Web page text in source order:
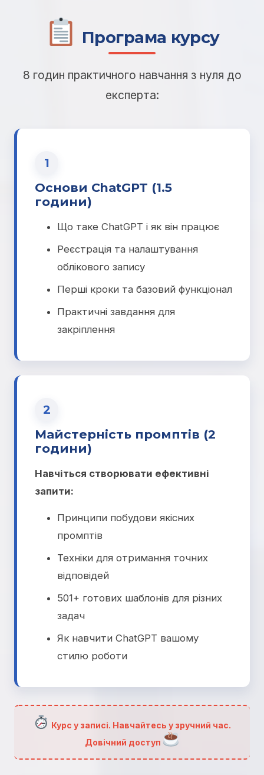
Програма курсу
8 годин практичного навчання з нуля до
експерта:
1
Основи ChatGPT (1.5
години)
Що таке ChatGPT і як він працює
Реєстрація та налаштування
облікового запису
Перші кроки та базовий функціонал
Практичні завдання для
закріплення
2
Майстерність промптів (2
години)
Навчіться створювати ефективні
запити:
Принципи побудови якісних
промптів
Техніки для отримання точних
відповідей
501+ готових шаблонів для різних
задач
Як навчити ChatGPT вашому
стилю роботи
Курс у записі. Навчайтесь у зручний час.
Довічний доступ